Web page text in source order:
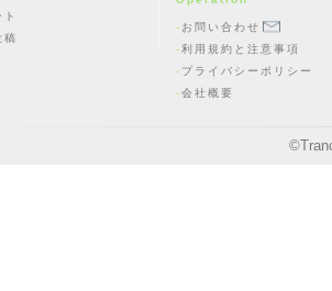
稿
お問い合わせ
利用規約と注意事項
プライバシーポリシー
会社概要
©